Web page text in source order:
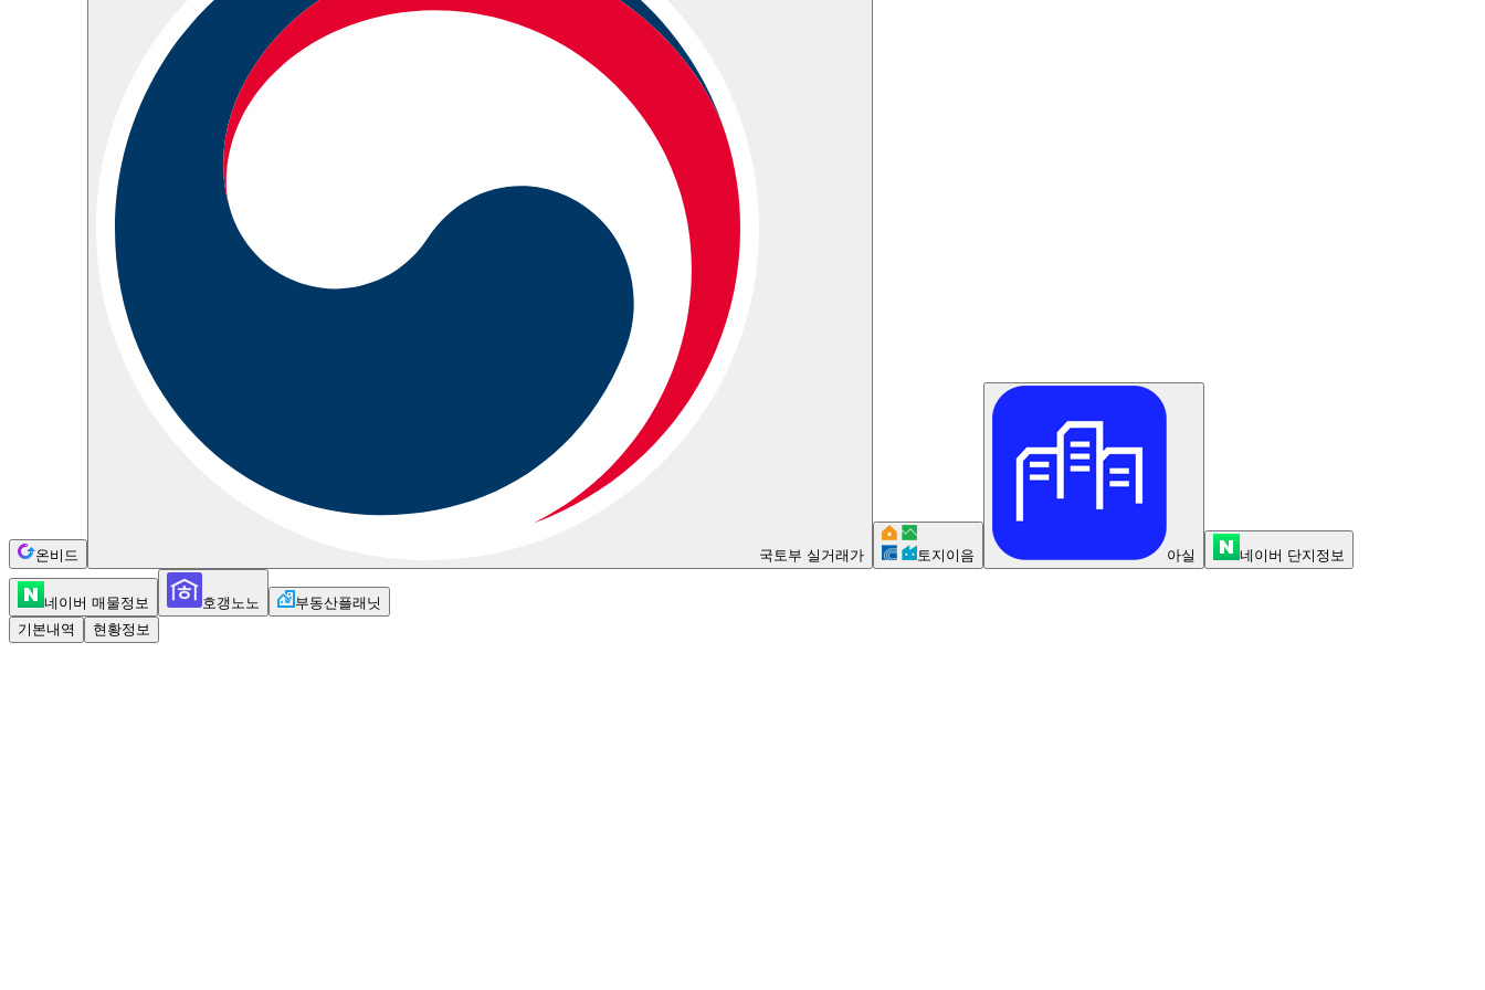
온비드 국토부 실거래가 토지이음 아실 네이버 단지정보
네이버 매물정보 호갱노노
부동산플래닛
기본내역
현황정보